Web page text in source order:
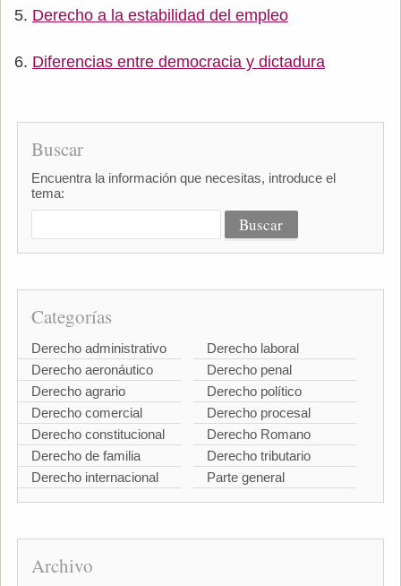
Derecho a la estabilidad del empleo
Diferencias entre democracia y dictadura
Buscar
Encuentra la información que necesitas, introduce el
tema:
Categorías
Derecho administrativo
Derecho aeronáutico
Derecho agrario
Derecho comercial
Derecho constitucional
Derecho de familia
Derecho internacional
Derecho laboral
Derecho penal
Derecho político
Derecho procesal
Derecho Romano
Derecho tributario
Parte general
Archivo